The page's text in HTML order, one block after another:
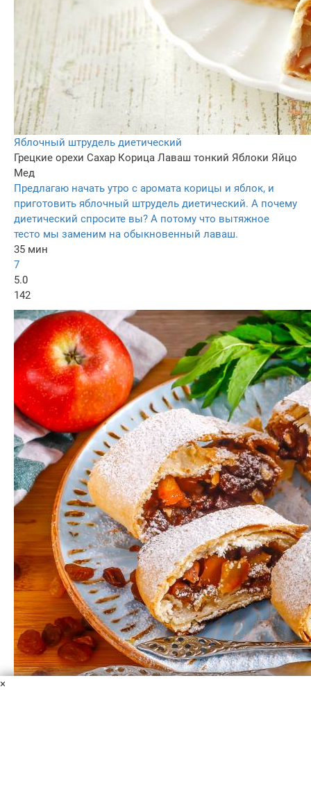
Яблочный штрудель диетический
Грецкие орехи Сахар Корица Лаваш тонкий Яблоки Яйцо
Мед
Предлагаю начать утро с аромата корицы и яблок, и
приготовить яблочный штрудель диетический. А почему
диетический спросите вы? А потому что вытяжное
тесто мы заменим на обыкновенный лаваш.
35 мин
7
5.0
142
×